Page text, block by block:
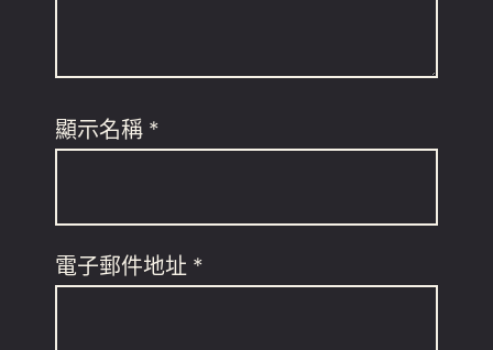
顯示名稱 *
電子郵件地址 *